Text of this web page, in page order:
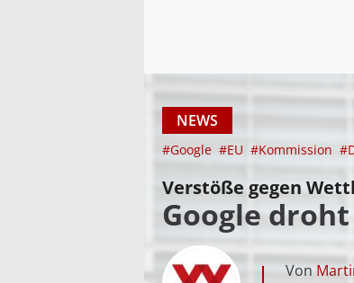
NEWS
#Google #EU #Kommission
Verstöße gegen
Google
Von